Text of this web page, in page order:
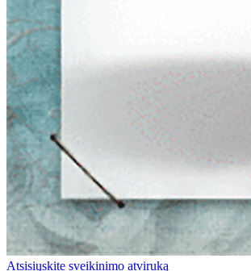
Atsisiųskite sveikinimo atviruką